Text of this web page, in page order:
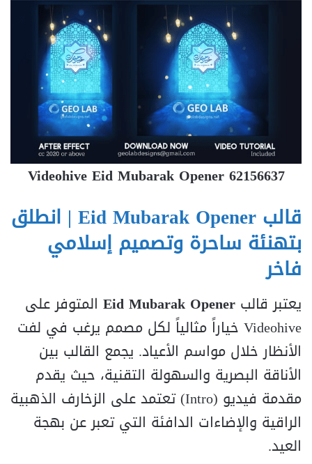
Videohive Eid Mubarak Opener 62156637
قالب Eid Mubarak Opener | انطلق
بتهنئة ساحرة وتصميم إسلامي
فاخر
يعتبر قالب Eid Mubarak Opener المتوفر على
Videohive خياراً مثالياً لكل مصمم يرغب في لفت
الأنظار خلال مواسم الأعياد. يجمع القالب بين
الأناقة البصرية والسهولة التقنية، حيث يقدم
مقدمة فيديو (Intro) تعتمد على الزخارف الذهبية
الراقية والإضاءات الدافئة التي تعبر عن بهجة
العيد.